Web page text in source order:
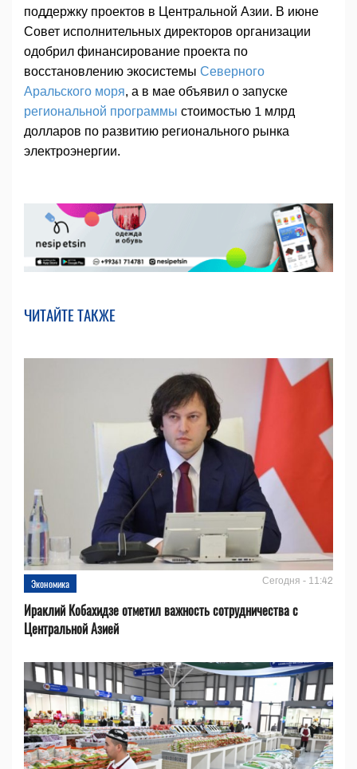
поддержку проектов в Центральной Азии. В июне
Совет исполнительных директоров организации
одобрил финансирование проекта по
восстановлению экосистемы Северного
Аральского моря, а в мае объявил о запуске
региональной программы стоимостью 1 млрд
долларов по развитию регионального рынка
электроэнергии.
ЧИТАЙТЕ ТАКЖЕ
Экономика Сегодня - 11:42
Ираклий Кобахидзе отметил важность сотрудничества с
Центральной Азией